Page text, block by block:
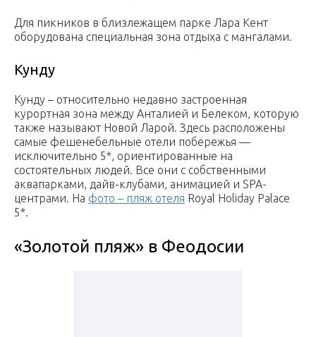
Для пикников в близлежащем парке Лара Кент
оборудована специальная зона отдыха с мангалами.
Кунду
Кунду – относительно недавно застроенная
курортная зона между Анталией и Белеком, которую
также называют Новой Ларой. Здесь расположены
самые фешенебельные отели побережья —
исключительно 5*, ориентированные на
состоятельных людей. Все они с собственными
аквапарками, дайв-клубами, анимацией и SPA-
центрами. На фото – пляж отеля Royal Holiday Palace
5*.
«Золотой пляж» в Феодосии